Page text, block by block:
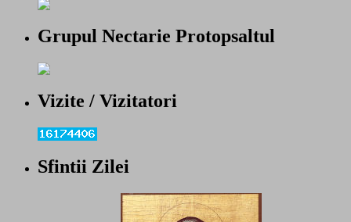
Grupul Nectarie Protopsaltul
Vizite / Vizitatori
Sfintii Zilei